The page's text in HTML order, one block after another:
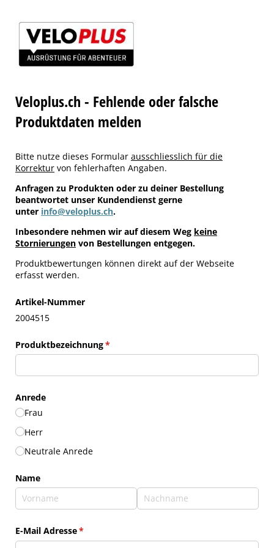
Veloplus.ch - Fehlende oder falsche
Produktdaten melden
Bitte nutze dieses Formular ausschliesslich für die
Korrektur von fehlerhaften Angaben.
Anfragen zu Produkten oder zu deiner Bestellung
beantwortet unser Kundendienst gerne
unter info@veloplus.ch.
Inbesondere nehmen wir auf diesem Weg keine
Stornierungen von Bestellungen entgegen.
Produktbewertungen können direkt auf der Webseite
erfasst werden.
Artikel-Nummer
2004515
Produktbezeichnung*
(erforderlich)
Anrede
Frau
Herr
Neutrale Anrede
Name
E-Mail Adresse*
(erforderlich)